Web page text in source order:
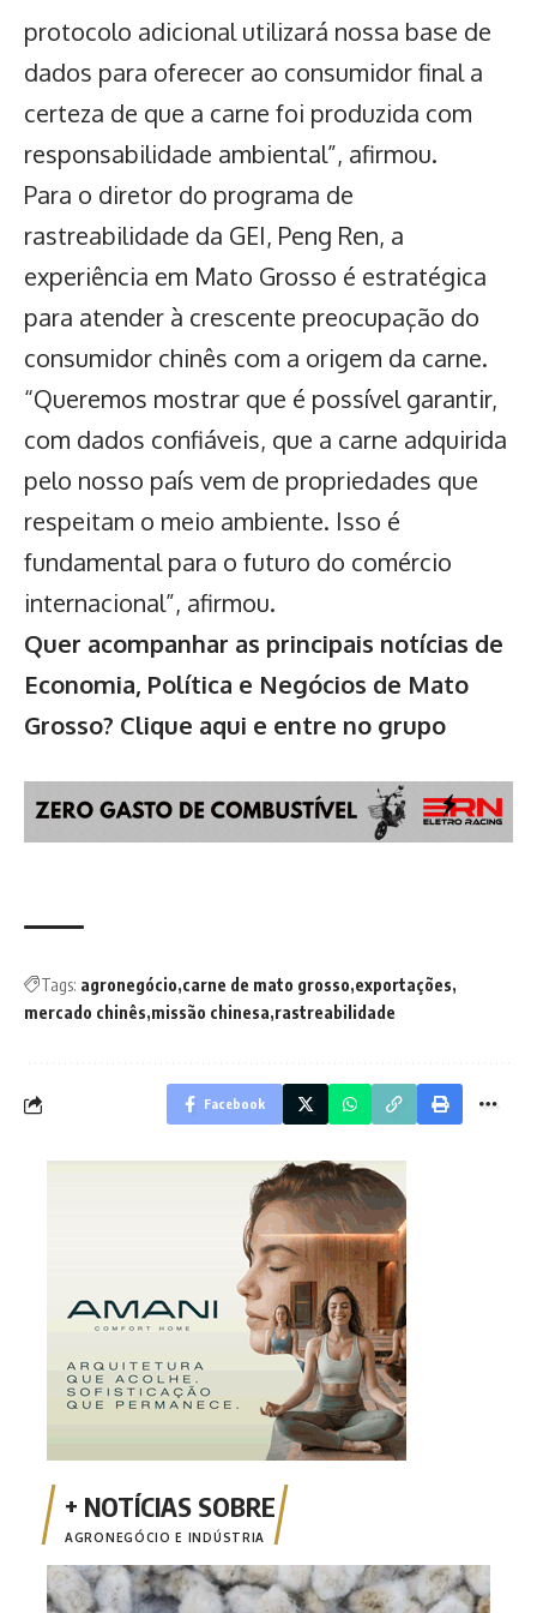
protocolo adicional utilizará nossa base de
dados para oferecer ao consumidor final a
certeza de que a carne foi produzida com
responsabilidade ambiental”, afirmou.
Para o diretor do programa de
rastreabilidade da GEI, Peng Ren, a
experiência em Mato Grosso é estratégica
para atender à crescente preocupação do
consumidor chinês com a origem da carne.
“Queremos mostrar que é possível garantir,
com dados confiáveis, que a carne adquirida
pelo nosso país vem de propriedades que
respeitam o meio ambiente. Isso é
fundamental para o futuro do comércio
internacional”, afirmou.
Quer acompanhar as principais notícias de
Economia, Política e Negócios de Mato
Grosso? Clique aqui e entre no grupo
Tags: agronegócio carne de mato grosso exportações
mercado chinês missão chinesa rastreabilidade
Facebook
AGRONEGÓCIO E INDÚSTRIA